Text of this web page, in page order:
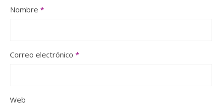
Nombre *
Correo electrónico *
Web